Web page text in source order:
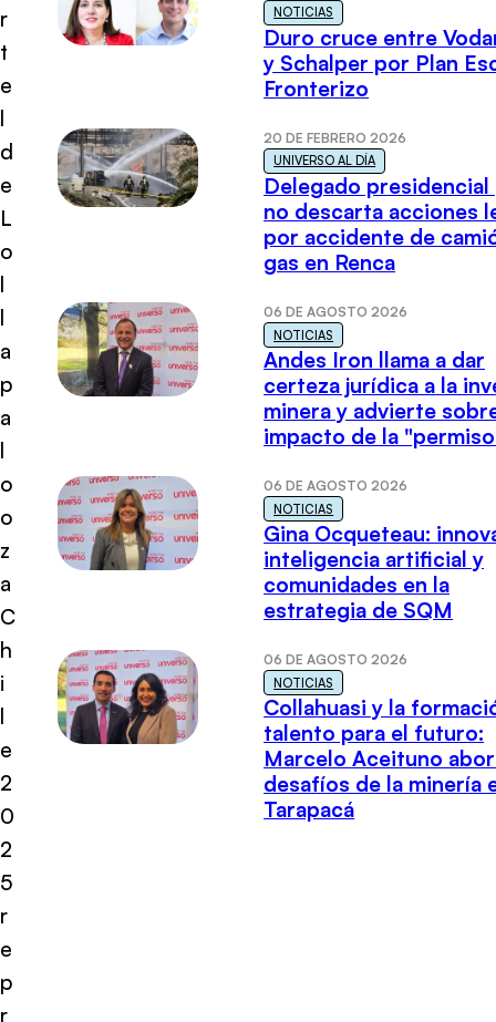
r
t
e
l
d
e
L
o
l
l
a
p
a
l
o
o
z
a
C
h
i
l
e
2
0
2
5
r
e
p
r
NOTICIAS
Duro cruce entre
y Schalper por Plan
Fronterizo
20 DE FEBRERO 2026
UNIVERSO AL DÍA
Delegado presidencial
no descarta acciones
por accidente de
gas en Renca
06 DE AGOSTO 2026
NOTICIAS
Andes Iron llama a dar
certeza jurídica a la
minera y advierte
impacto de la
06 DE AGOSTO 2026
NOTICIAS
Gina Ocqueteau:
inteligencia artificial y
comunidades en la
estrategia de SQM
06 DE AGOSTO 2026
NOTICIAS
Collahuasi y la
talento para el futuro:
Marcelo Aceituno
desafíos de la minería
Tarapacá